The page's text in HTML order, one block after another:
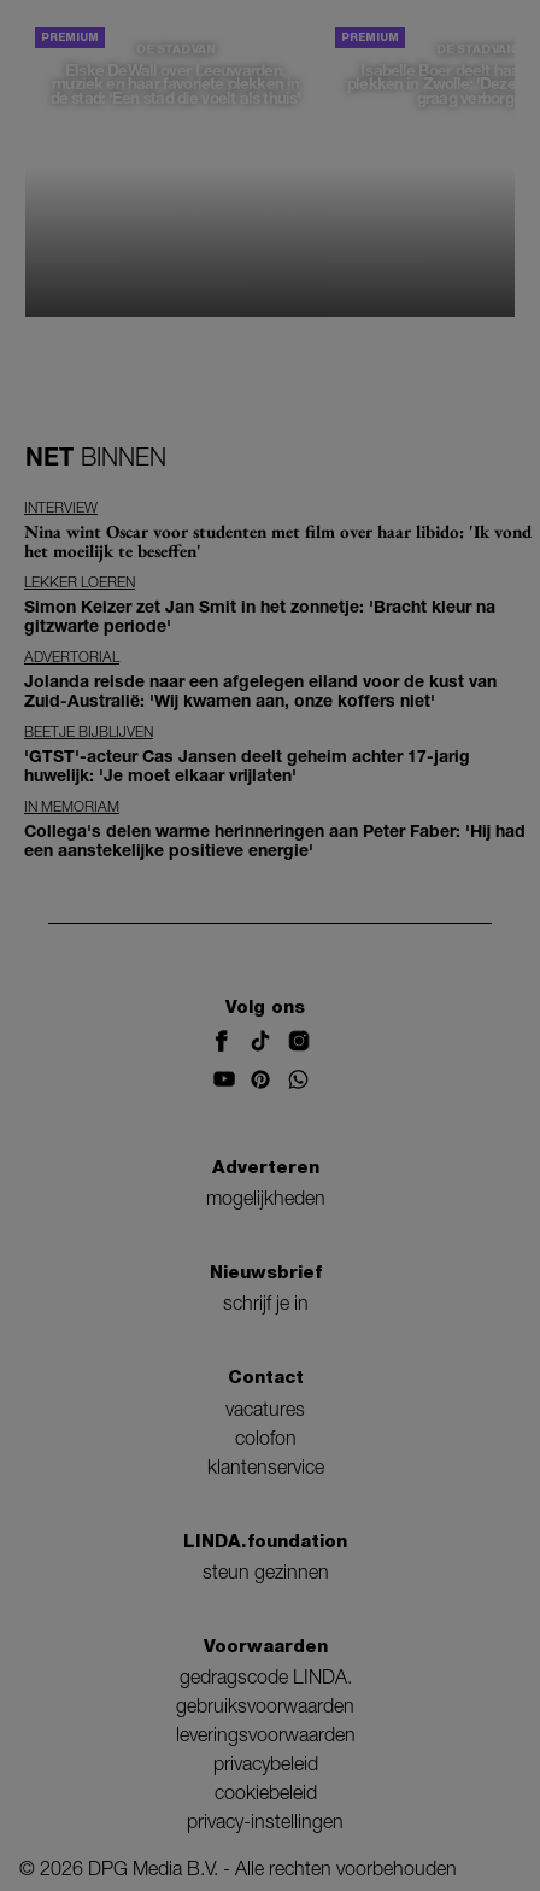
DE STAD VAN
Elske DeWall over Leeuwarden,
muziek en haar favoriete plekken in
de stad: 'Een stad die voelt als thuis'
DE STAD VAN
Isabelle Boer deelt haar
plekken in Zwolle: 'Deze
graag verborgen'
NET BINNEN
INTERVIEW
Nina wint Oscar voor studenten met film over haar libido: 'Ik vond
het moeilijk te beseffen'
LEKKER LOEREN
Simon Keizer zet Jan Smit in het zonnetje: 'Bracht kleur na
gitzwarte periode'
ADVERTORIAL
Jolanda reisde naar een afgelegen eiland voor de kust van
Zuid-Australië: 'Wij kwamen aan, onze koffers niet'
BEETJE BIJBLIJVEN
'GTST'-acteur Cas Jansen deelt geheim achter 17-jarig
huwelijk: 'Je moet elkaar vrijlaten'
IN MEMORIAM
Collega's delen warme herinneringen aan Peter Faber: 'Hij had
een aanstekelijke positieve energie'
Volg ons
Adverteren
mogelijkheden
Nieuwsbrief
schrijf je in
Contact
vacatures
colofon
klantenservice
LINDA.foundation
steun gezinnen
Voorwaarden
gedragscode LINDA.
gebruiksvoorwaarden
leveringsvoorwaarden
privacybeleid
cookiebeleid
privacy-instellingen
© 2026 DPG Media B.V. - Alle rechten voorbehouden